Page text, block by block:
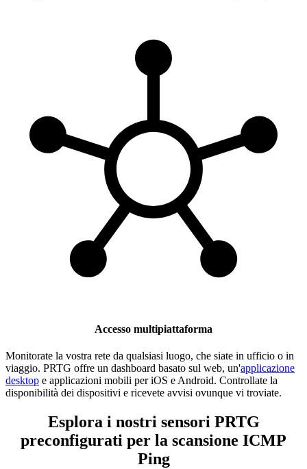
Accesso multipiattaforma
Monitorate la vostra rete da qualsiasi luogo, che siate in ufficio o in
viaggio. PRTG offre un dashboard basato sul web, un'applicazione
desktop e applicazioni mobili per iOS e Android. Controllate la
disponibilità dei dispositivi e ricevete avvisi ovunque vi troviate.
Esplora i nostri sensori PRTG
preconfigurati per la scansione ICMP
Ping